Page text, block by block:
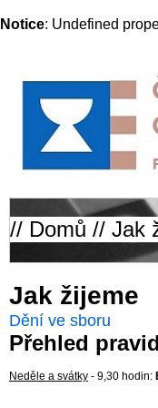
Notice: Undefined
// Domů // Jak
Jak žijeme
Dění ve sboru
Přehled
Neděle a svátky - 9,30 hodin: